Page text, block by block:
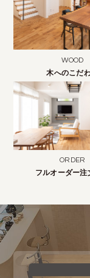
WOOD
木へのこだ
ORDER
フルオーダー注